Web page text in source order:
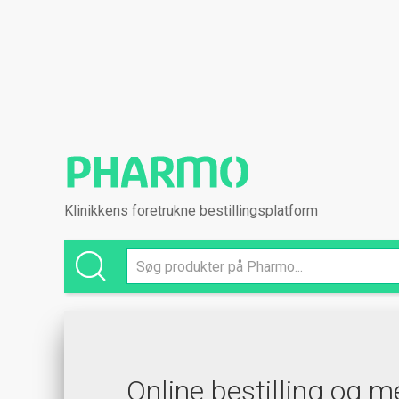
Klinikkens foretrukne bestillingsplatform
Online bestilling og